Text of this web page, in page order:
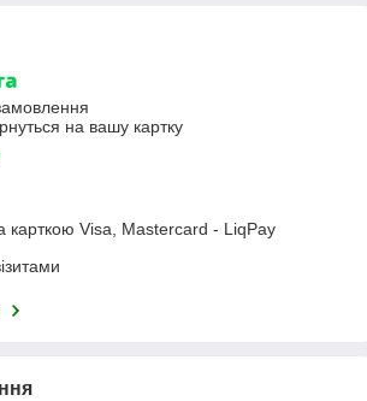
на вашу картку
карткою Visa, Mastercard - LiqPay